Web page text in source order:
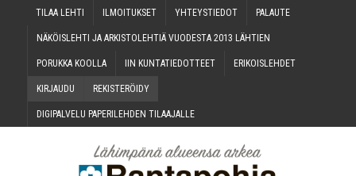
TILAA LEH­TI ILMOI­TUK­SET YHTEYS­TIE­DOT PALAU­TE
NÄKÖIS­LEH­TI JA ARKIS­TO­LEH­TIÄ VUO­DES­TA 2013 LÄHTIEN
PORUK­KA KOOLLA IIN KUN­TA­TIE­DOT­TEET ERI­KOIS­LEH­DET
KIR­JAU­DU REKIS­TE­RÖI­DY
DIGI­PAL­VE­LU PAPE­RI­LEH­DEN TILAAJALLE